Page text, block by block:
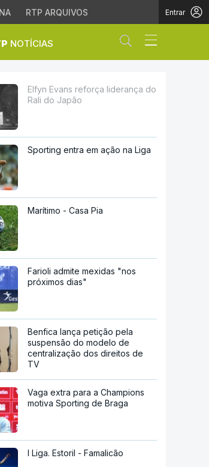
RTP ARQUIVOS Entrar
NOTÍCIAS Abrir campo
Elfyn Evans reforça liderança do
Rali do Japão
Sporting entra em ação na Liga
Marítimo - Casa Pia
Farioli admite mexidas "nos
próximos dias"
Benfica lança petição pela
suspensão do modelo de
centralização dos direitos de
TV
Vaga extra para a Champions
motiva Sporting de Braga
I Liga. Estoril - Famalicão